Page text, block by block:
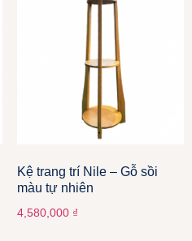
Kệ trang trí Nile – Gỗ sồi
màu tự nhiên
4,580,000 ₫